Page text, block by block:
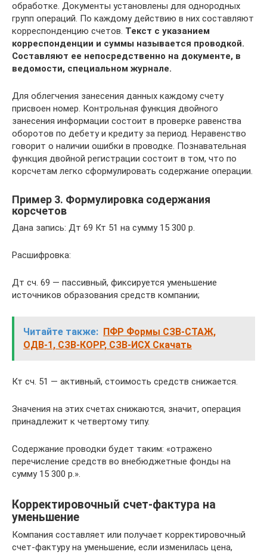
обработке. Документы установлены для однородных
групп операций. По каждому действию в них составляют
корреспонденцию счетов. Текст с указанием
корреспонденции и суммы называется проводкой.
Составляют ее непосредственно на документе, в
ведомости, специальном журнале.
Для облегчения занесения данных каждому счету
присвоен номер. Контрольная функция двойного
занесения информации состоит в проверке равенства
оборотов по дебету и кредиту за период. Неравенство
говорит о наличии ошибки в проводке. Познавательная
функция двойной регистрации состоит в том, что по
корсчетам легко сформулировать содержание операции.
Пример 3. Формулировка содержания
корсчетов
Дана запись: Дт 69 Кт 51 на сумму 15 300 р.
Расшифровка:
Дт сч. 69 — пассивный, фиксируется уменьшение
источников образования средств компании;
Читайте также: ПФР Формы СЗВ-СТАЖ,
ОДВ-1, СЗВ-КОРР, СЗВ-ИСХ Скачать
Кт сч. 51 — активный, стоимость средств снижается.
Значения на этих счетах снижаются, значит, операция
принадлежит к четвертому типу.
Содержание проводки будет таким: «отражено
перечисление средств во внебюджетные фонды на
сумму 15 300 р.».
Корректировочный счет-фактура на
уменьшение
Компания составляет или получает корректировочный
счет-фактуру на уменьшение, если изменилась цена,